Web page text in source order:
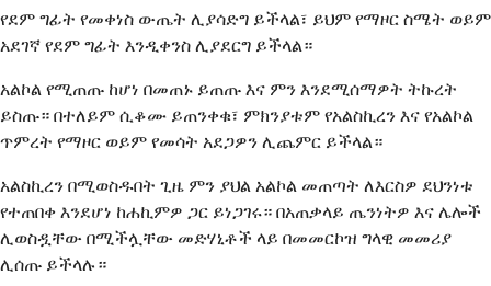
የደም ግፊት የመቀነስ ውጤት ሊያሳድግ ይችላል፣ ይህም የማዞር ስሜት ወይም
አደገኛ የደም ግፊት እንዲቀንስ ሊያደርግ ይችላል።
አልኮል የሚጠጡ ከሆነ በመጠኑ ይጠጡ እና ምን እንደሚሰማዎት ትኩረት
ይስጡ። በተለይም ሲቆሙ ይጠንቀቁ፣ ምክንያቱም የአልስኪረን እና የአልኮል
ጥምረት የማዞር ወይም የመሳት አደጋዎን ሊጨምር ይችላል።
አልስኪረን በሚወስዱበት ጊዜ ምን ያህል አልኮል መጠጣት ለእርስዎ ደህንነቱ
የተጠበቀ እንደሆነ ከሐኪምዎ ጋር ይነጋገሩ። በአጠቃላይ ጤንነትዎ እና ሌሎች
ሊወስዷቸው በሚችሏቸው መድሃኒቶች ላይ በመመርኮዝ ግላዊ መመሪያ
ሊሰጡ ይችላሉ።